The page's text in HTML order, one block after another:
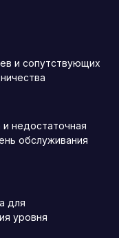
и сопутствующих
недостаточная
обслуживания
для
уровня